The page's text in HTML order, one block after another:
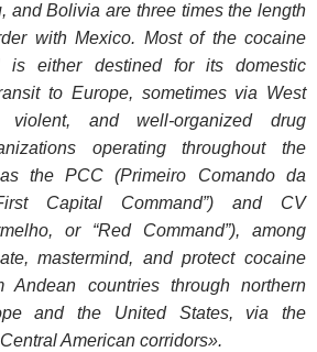
and Bolivia are three times the length
with Mexico. Most of the cocaine
is either destined for its domestic
to Europe, sometimes via West
violent, and well-organized drug
operating throughout the
the PCC (Primeiro Comando da
Capital Command”) and CV
or “Red Command”), among
mastermind, and protect cocaine
Andean countries through northern
and the United States, via the
American corridors».